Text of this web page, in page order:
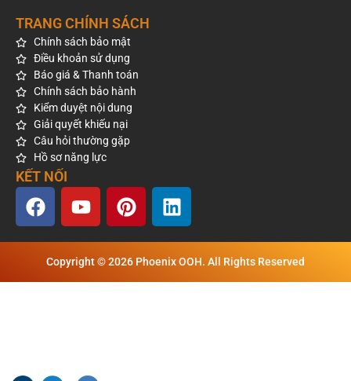
TRANG CHÍNH SÁCH
Chính sách bảo mật
Điều khoản sử dụng
Báo giá & Thanh toán
Chính sách bảo hành
Kiểm duyệt nội dung
Giải quyết khiếu nại
Câu hỏi thường gặp
Hồ sơ năng lực
KẾT NỐI
Copyright © 2026 Phoenix OOH. All Rights Reserved